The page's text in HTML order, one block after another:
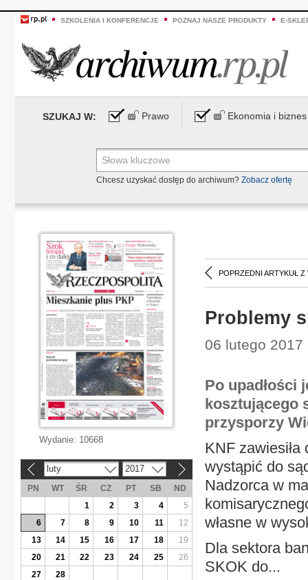
SZKOLENIA I KONFERENCJE POZNAJ NASZE PRODUKTY E-
SZUKAJ W: Prawo Ekonomia i biznes
Chcesz uzyskać dostęp do archiwum? Zobacz ofertę
POPRZEDNI ARTYKUŁ Z
Problemy
06 lutego 2017
Po upadłości
kosztującego
przysporzy
KNF zawiesiła
wystąpić do
Nadzorca w
własne w
Dla sektora
SKOK do...
Wydanie: 10668
luty 2017
PN WT ŚR CZ PT SB
ND
1
2 3 4
5
6
7 8 9 10 11
12
13
14 15 16 17 18
19
20
21 22 23 24 25
26
27
28